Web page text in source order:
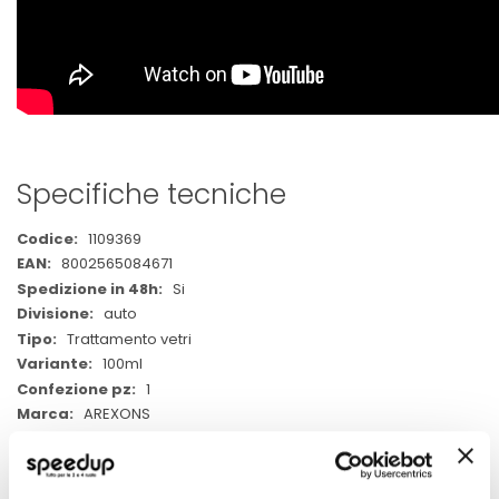
Specifiche tecniche
Maggiori
Informazioni
1109369
8002565084671
Si
auto
Trattamento vetri
100ml
1
AREXONS